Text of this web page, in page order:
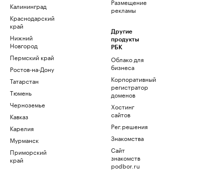
Калининград
Краснодарский
край
Нижний
Новгород
Пермский край
Ростов-на-Дону
Татарстан
Тюмень
Черноземье
Кавказ
Карелия
Мурманск
Приморский
край
Размещение
рекламы
Другие
продукты
РБК
Облако для
бизнеса
Корпоративный
регистратор
доменов
Хостинг
сайтов
Рег.решения
Знакомства
Сайт
знакомств
podbor.ru